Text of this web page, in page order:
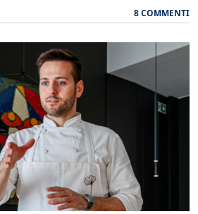
8 COMMENTI